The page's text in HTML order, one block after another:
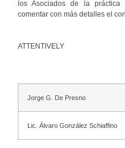
los Asociados de la
comentar con más detalles el
ATTENTIVELY
Jorge G. De Presno
Lic. Álvaro González Schiaffino